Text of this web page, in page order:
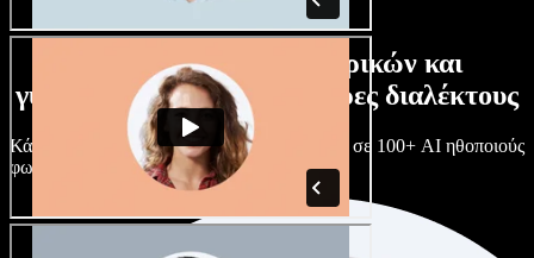
Τεράστια συλλογή ανδρικών και
γυναικείων φωνών με άπειρες διαλέκτους
Κάθε έργο είναι μοναδικό. Διάλεξε ανάμεσα σε 100+ AI ηθοποιούς
φωνής & διαλέκτους και κάν’ τους όπως θες.